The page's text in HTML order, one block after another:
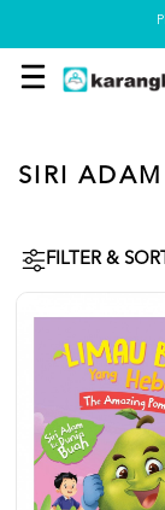
SIRI
FILTER &